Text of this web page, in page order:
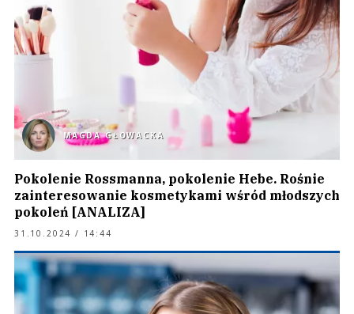
MAGDA GŁOWACKA
Pokolenie Rossmanna, pokolenie Hebe. Rośnie
zainteresowanie kosmetykami wśród młodszych
pokoleń [ANALIZA]
31.10.2024 / 14:44